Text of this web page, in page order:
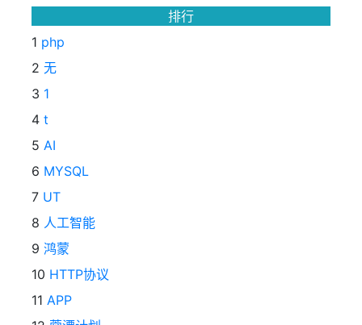
排行
1 php
2 无
3 1
4 t
5 AI
6 MYSQL
7 UT
8 人工智能
9 鸿蒙
10 HTTP协议
11 APP